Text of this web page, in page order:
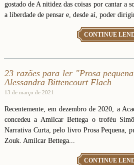
gostado de A nitidez das coisas por cantar a
a liberdade de pensar e, desde aí, poder
CONTINUE
23 razões para ler "Prosa
Alessandra Bittencourt Flach
13 de março de 2021
Recentemente, em dezembro de 2020, a
concedeu a Amilcar Bettega o troféu
Narrativa Curta, pelo livro Prosa Pequena,
Zouk. Amilcar Bettega...
CONTINUE